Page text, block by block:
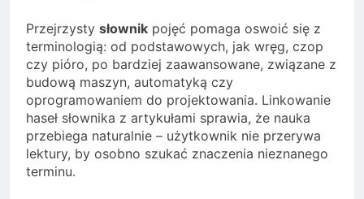
Przejrzysty słownik pojęć pomaga oswoić się z
terminologią: od podstawowych, jak wręg, czop
czy pióro, po bardziej zaawansowane, związane z
budową maszyn, automatyką czy
oprogramowaniem do projektowania. Linkowanie
haseł słownika z artykułami sprawia, że nauka
przebiega naturalnie – użytkownik nie przerywa
lektury, by osobno szukać znaczenia nieznanego
terminu.